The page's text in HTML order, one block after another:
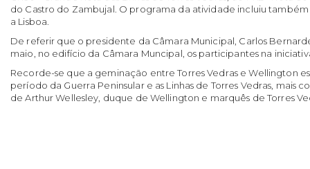
do Castro do Zambujal. O programa da atividade incluiu
a Lisboa.
De referir que o presidente da Câmara Municipal, Carlos
maio, no edifício da Câmara Muncipal, os participantes na
Recorde-se que a geminação entre Torres Vedras e Wellington
período da Guerra Peninsular e as Linhas de Torres Vedras, mais
de Arthur Wellesley, duque de Wellington e marquês de Torres